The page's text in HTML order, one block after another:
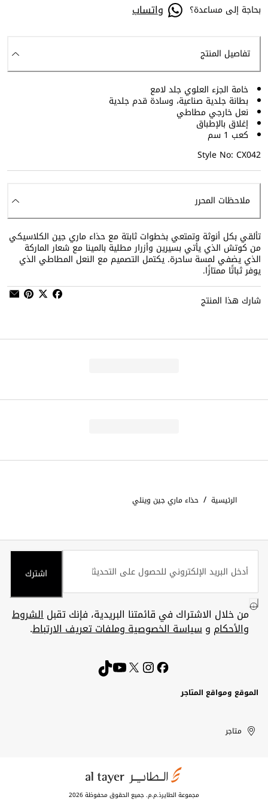
بحاجة إلى مساعدة؟ واتساب
تفاصيل المنتج
خامة الجزء العلوي جلد لامع
بطانة جلدية صناعية، وسادة قدم جلدية
نعل خارجي مطاطي
إغلاق بالإطباق
كعب 1 سم
Style No: CX042
ملاحظات المحرر
تألقي بكل أنوثة وتمتعي بخطوات ثابتة مع حذاء ماري جين الكلاسيكي
من كوتش الذي يأتي بسيرين وأزرار مطلية بالمينا مع شعار الماركة
الذي يضفي لمسة ساحرة. يكتمل التصميم مع النعل المطاطي الذي
يوفر ثباتًا ممتازًا.
شارك هذا المنتج
الرئيسية / حذاء ماري جين وينلي
اشترك
من خلال الاشتراك في قائمتنا البريدية، فإنك تقبلالشروط
والأحكام وسياسة الخصوصية وملفات تعريف الارتباط.
الموقع ومواقع المتاجر
United
Arab
Kuwait
الإمارات
العربية
الكويت
متاجر
مجموعة الطايرذ.م.م. جميع الحقوق محفوظة 2026